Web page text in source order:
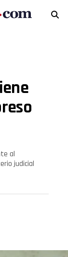
al
judicial